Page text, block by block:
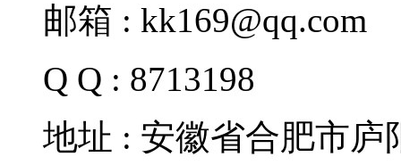
邮箱 : kk169@qq.com
Q Q : 8713198
地址 : 安徽省合肥市